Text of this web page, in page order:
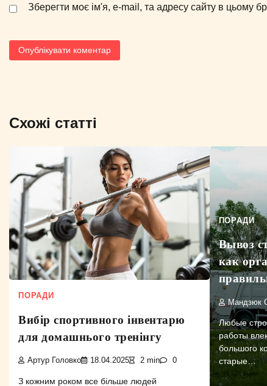
Зберегти моє ім'я, e-mail, та адресу сайту в цьому
Схожі статті
ПОРАДИ
Вибір спортивного інвентарю
для домашнього тренінгу
Артур Головко 18.04.2025 2 min 0
З кожним роком все більше людей
ПОРАДИ
Вывоз
как
Мандзюк
Любые
работы
большого
старые…